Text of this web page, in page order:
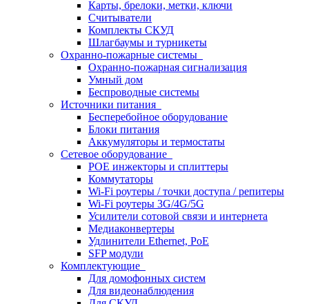
Карты, брелоки, метки, ключи
Считыватели
Комплекты СКУД
Шлагбаумы и турникеты
Охранно-пожарные системы
Охранно-пожарная сигнализация
Умный дом
Беспроводные системы
Источники питания
Бесперебойное оборудование
Блоки питания
Аккумуляторы и термостаты
Сетевое оборудование
POE инжекторы и сплиттеры
Коммутаторы
Wi-Fi роутеры / точки доступа / репитеры
Wi-Fi роутеры 3G/4G/5G
Усилители сотовой связи и интернета
Медиаконвертеры
Удлинители Ethernet, PoE
SFP модули
Комплектующие
Для домофонных систем
Для видеонаблюдения